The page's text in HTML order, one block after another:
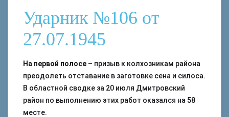
Ударник №106 от
27.07.1945
На первой полосе – призыв к колхозникам района
преодолеть отставание в заготовке сена и силоса.
В областной сводке за 20 июля Дмитровский
район по выполнению этих работ оказался на 58
месте.